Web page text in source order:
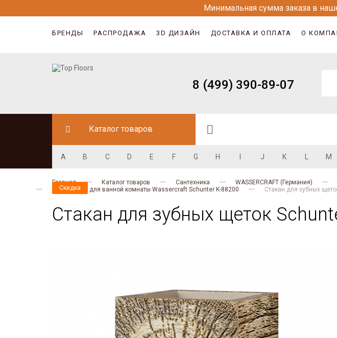
Минимальная сумма заказа в
БРЕНДЫ РАСПРОДАЖА 3D ДИЗАЙН ДОСТАВКА И ОПЛАТА О
8 (499) 390-89-07
Каталог товаров
A B C D E F G H J K M
Главная Каталог товаров Сантехника WASSERCRAFT (Германия)
Аксессуары для ванной комнаты Wassercraft Schunter K-88200
Стакан для зубных
Стакан для зубных щеток
Скидка
Скидка